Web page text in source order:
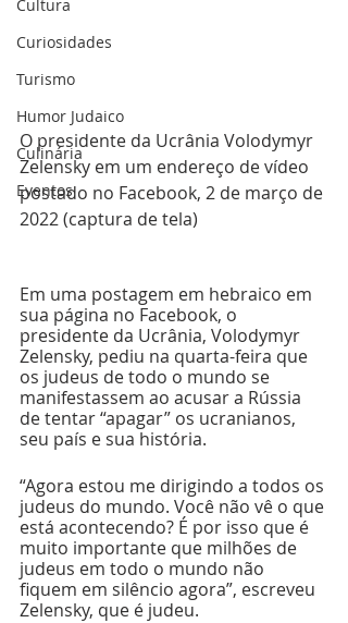
Cultura
Curiosidades
Turismo
Humor Judaico
Culinária
Eventos
O presidente da Ucrânia Volodymyr
Zelensky em um endereço de vídeo
postado no Facebook, 2 de março de
2022 (captura de tela)
Em uma postagem em hebraico em
sua página no Facebook, o
presidente da Ucrânia, Volodymyr
Zelensky, pediu na quarta-feira que
os judeus de todo o mundo se
manifestassem ao acusar a Rússia
de tentar “apagar” os ucranianos,
seu país e sua história.
“Agora estou me dirigindo a todos os
judeus do mundo. Você não vê o que
está acontecendo? É por isso que é
muito importante que milhões de
judeus em todo o mundo não
fiquem em silêncio agora”, escreveu
Zelensky, que é judeu.